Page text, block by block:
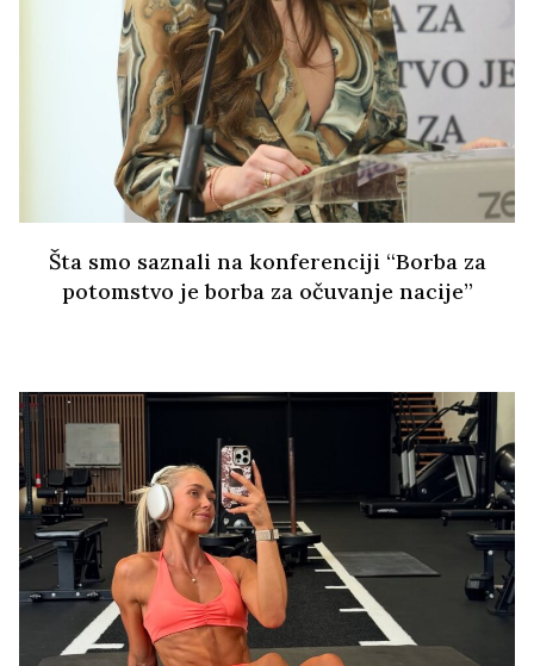
Šta smo saznali na konferenciji “Borba za
potomstvo je borba za očuvanje nacije”